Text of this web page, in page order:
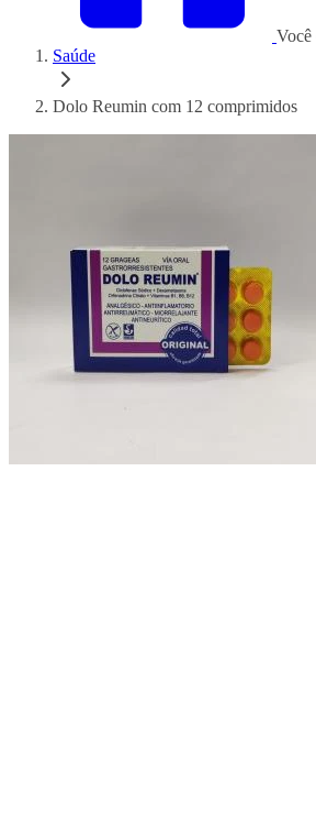
Você
Saúde
Dolo Reumin com 12 comprimidos